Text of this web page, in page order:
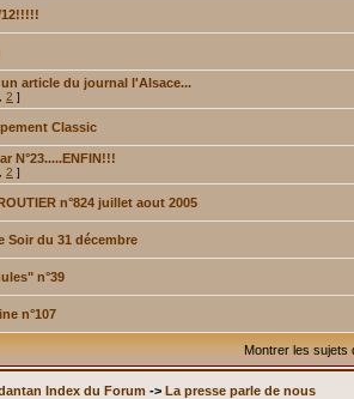
article du journal l'Alsace...
2 ]
Classic
N°23.....ENFIN!!!
2 ]
n°824 juillet aout 2005
Soir du 31 décembre
n°39
n°107
Montrer les sujets
Index du Forum -> La presse parle de nous